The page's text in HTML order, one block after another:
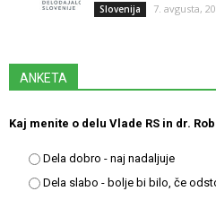
Slovenija 7. avgusta,
ANKETA
Kaj menite o delu Vlade RS in dr.
Dela dobro - naj nadaljuje
Dela slabo - bolje bi bilo, če